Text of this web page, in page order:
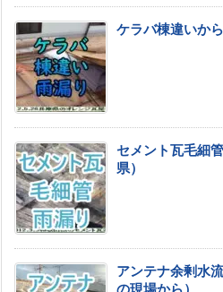
ケラバ棟違いか
セメント瓦毛細
県）
アンテナ余剰水